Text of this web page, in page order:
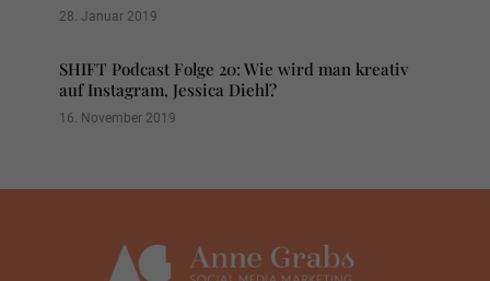
28. Januar 2019
SHIFT Podcast Folge 20: Wie wird man kreativ
auf Instagram, Jessica Diehl?
16. November 2019